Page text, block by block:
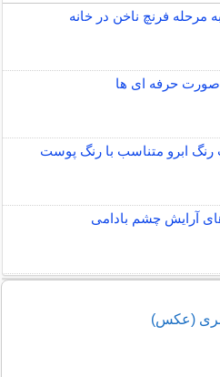
مرحله فرنچ ناخن در خانه
صورت حرفه ای ها
رنگ ابرو متناسب با رنگ پوست
آرایش چشم بادامی
(عکس)